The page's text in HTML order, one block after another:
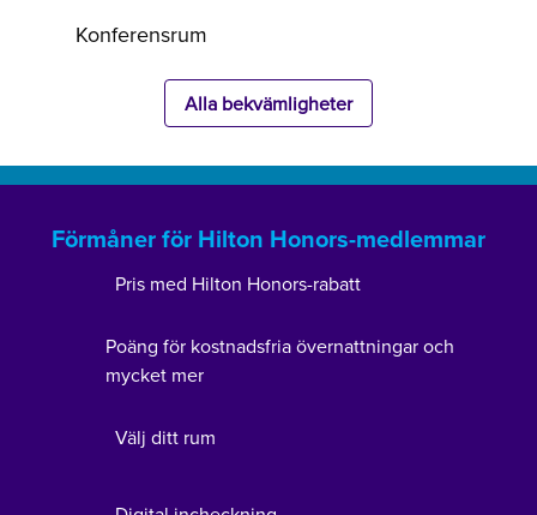
Konferensrum
Alla bekvämligheter
Förmåner för Hilton Honors-medlemmar
Pris med Hilton Honors-rabatt
Poäng för kostnadsfria övernattningar och
mycket mer
Välj ditt rum